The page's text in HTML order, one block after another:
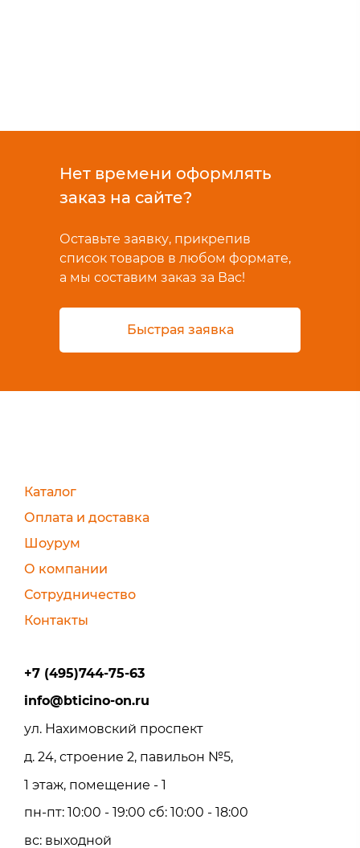
Нет времени оформлять
заказ на сайте?
Оставьте заявку, прикрепив
список товаров в любом формате,
а мы составим заказ за Вас!
Быстрая заявка
Каталог
Оплата и доставка
Шоурум
О компании
Сотрудничество
Контакты
+7 (495)744-75-63
info@bticino-on.ru
ул. Нахимовский проспект
д. 24, строение 2, павильон №5,
1 этаж, помещение - 1
пн-пт: 10:00 - 19:00 сб: 10:00 - 18:00
вс: выходной